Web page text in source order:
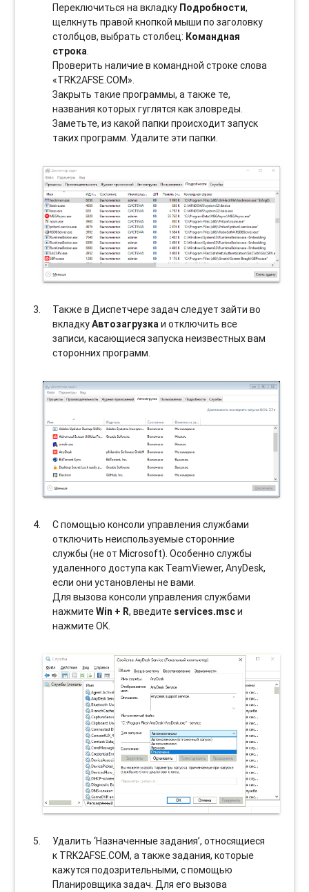
Переключиться на вкладку Подробности,
щелкнуть правой кнопкой мыши по заголовку
столбцов, выбрать столбец: Командная
строка.
Проверить наличие в командной строке слова
«TRK2AFSE.COM».
Закрыть такие программы, а также те,
названия которых гуглятся как зловреды.
Заметьте, из какой папки происходит запуск
таких программ. Удалите эти папки.
Также в Диспетчере задач следует зайти во
вкладкуАвтозагрузкаи отключить все
записи, касающиеся запуска неизвестных вам
сторонних программ.
С помощью консоли управления службами
отключить неиспользуемые сторонние
службы (не от Microsoft). Особенно службы
удаленного доступа как TeamViewer, AnyDesk,
если они установлены не вами.
Для вызова консоли управления службами
нажмитеWin + R, введите services.mscи
нажмите OK.
Удалить ‘Назначенные задания’, относящиеся
к TRK2AFSE.COM, а также задания, которые
кажутся подозрительными, с помощью
Планировщика задач. Для его вызова